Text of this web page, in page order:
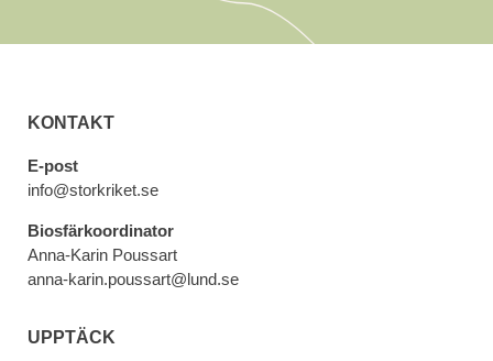
KONTAKT
E-post
info@storkriket.se
Biosfärkoordinator
Anna-Karin Poussart
anna-karin.poussart@lund.se
UPPTÄCK